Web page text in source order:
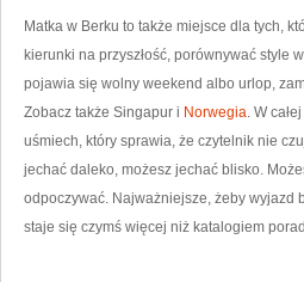
Matka w Berku to także miejsce dla tych,
kierunki na przyszłość, porównywać style
pojawia się wolny weekend albo urlop,
Zobacz także Singapur i Norwegia. W
uśmiech, który sprawia, że czytelnik nie
jechać daleko, możesz jechać blisko.
odpoczywać. Najważniejsze, żeby wyjazd
staje się czymś więcej niż katalogiem